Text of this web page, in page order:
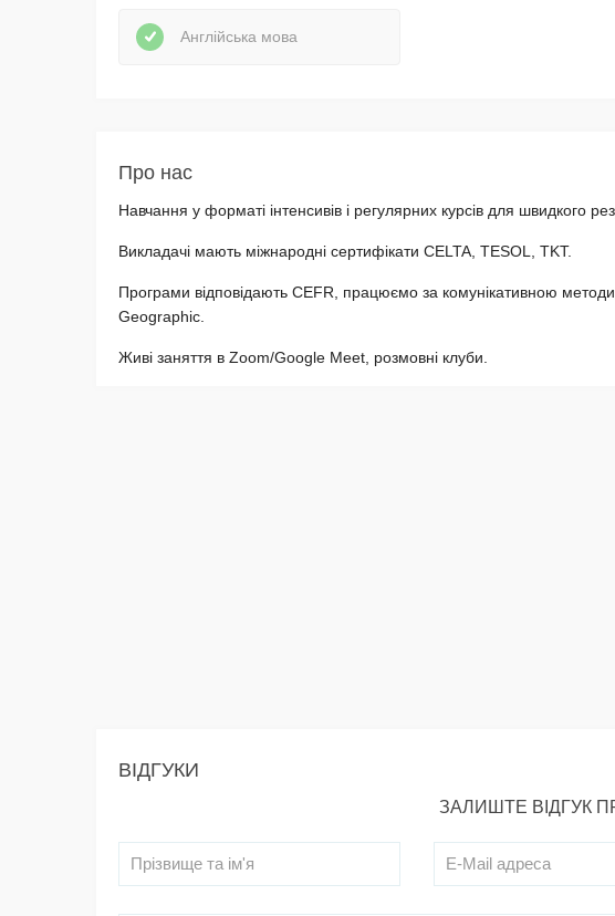
Англійська мова
Про нас
Навчання у форматі інтенсивів і регулярних курсів для швидкого
Викладачі мають міжнародні сертифікати CELTA, TESOL, TKT.
Програми відповідають CEFR, працюємо за комунікативною
Geographic.
Живі заняття в Zoom/Google Meet, розмовні клуби.
ВІДГУКИ
ЗАЛИШТЕ ВІДГУК